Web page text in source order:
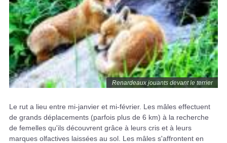
Renardeaux jouants devant le terrier
Le rut a lieu entre mi-janvier et mi-février. Les mâles effectuent
de grands déplacements (parfois plus de 6 km) à la recherche
de femelles qu'ils découvrent grâce à leurs cris et à leurs
marques olfactives laissées au sol. Les mâles s'affrontent en